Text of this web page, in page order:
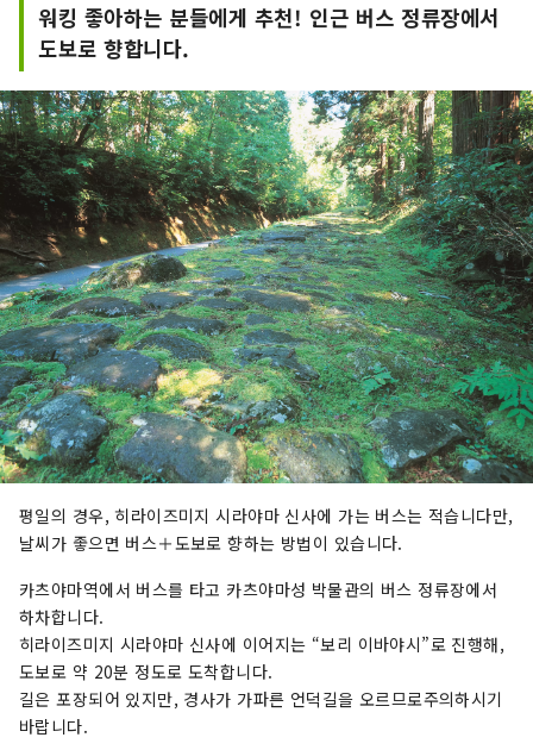
워킹 좋아하는 분들에게 추천! 인근 버스 정류장에서
도보로 향합니다.
평일의 경우, 히라이즈미지 시라야마 신사에 가는 버스는 적습니다만,
날씨가 좋으면 버스＋도보로 향하는 방법이 있습니다.
카츠야마역에서 버스를 타고 카츠야마성 박물관의 버스 정류장에서
하차합니다.
히라이즈미지 시라야마 신사에 이어지는 “보리 이바야시”로 진행해,
도보로 약 20분 정도로 도착합니다.
길은 포장되어 있지만, 경사가 가파른 언덕길을 오르므로주의하시기
바랍니다.